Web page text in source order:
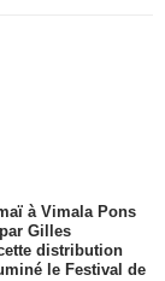
à Vimala Pons
Gilles
distribution
le Festival de